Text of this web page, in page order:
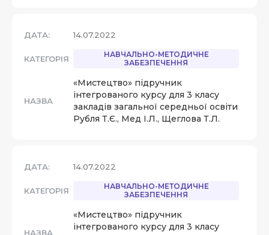
ДАТА: 14.07.2022
КАТЕГОРІЯ
НАВЧАЛЬНО-МЕТОДИЧНЕ
ЗАБЕЗПЕЧЕННЯ
НАЗВА
«Мистецтво» підручник
інтегрованого курсу для 3 класу
закладів загальної середньої освіти
Рубля Т.Є., Мед І.Л., Щеглова Т.Л.
ДАТА: 14.07.2022
КАТЕГОРІЯ
НАВЧАЛЬНО-МЕТОДИЧНЕ
ЗАБЕЗПЕЧЕННЯ
НАЗВА
«Мистецтво» підручник
інтегрованого курсу для 3 класу